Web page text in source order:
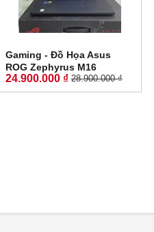
Gaming - Đồ Họa Asus
ROG Zephyrus M16
GU603ZW CORE I9-12900H
RAM 16GB SSD 512GB RTX
24.900.000 ₫ 28.900.000 ₫